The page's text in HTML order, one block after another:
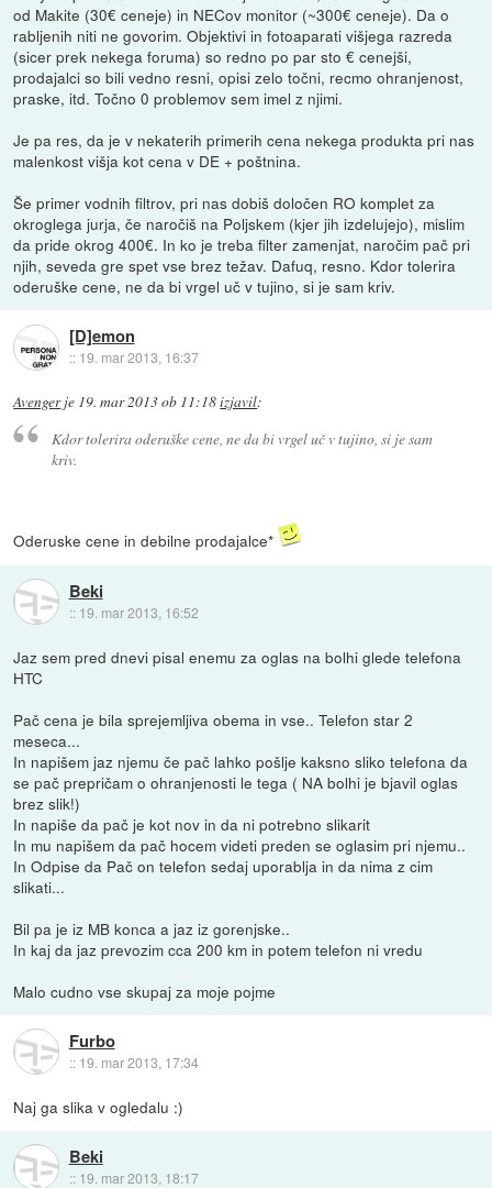
od Makite (30€ ceneje) in NECov monitor (~300€ ceneje). Da o
rabljenih niti ne govorim. Objektivi in fotoaparati višjega razreda
(sicer prek nekega foruma) so redno po par sto € cenejši,
prodajalci so bili vedno resni, opisi zelo točni, recmo ohranjenost,
praske, itd. Točno 0 problemov sem imel z njimi.
Je pa res, da je v nekaterih primerih cena nekega produkta pri nas
malenkost višja kot cena v DE + poštnina.
Še primer vodnih filtrov, pri nas dobiš določen RO komplet za
okroglega jurja, če naročiš na Poljskem (kjer jih izdelujejo), mislim
da pride okrog 400€. In ko je treba filter zamenjat, naročim pač pri
njih, seveda gre spet vse brez težav. Dafuq, resno. Kdor tolerira
oderuške cene, ne da bi vrgel uč v tujino, si je sam kriv.
[D]emon
:: 19. mar 2013, 16:37
Avengerje 19. mar 2013 ob 11:18izjavil:
Kdor tolerira oderuške cene, ne da bi vrgel uč v tujino, si je sam
kriv.
Oderuske cene in debilne prodajalce*
Beki
:: 19. mar 2013, 16:52
Jaz sem pred dnevi pisal enemu za oglas na bolhi glede telefona
HTC
Pač cena je bila sprejemljiva obema in vse.. Telefon star 2
meseca...
In napišem jaz njemu če pač lahko pošlje kaksno sliko telefona da
se pač prepričam o ohranjenosti le tega ( NA bolhi je bjavil oglas
brez slik!)
In napiše da pač je kot nov in da ni potrebno slikarit
In mu napišem da pač hocem videti preden se oglasim pri njemu..
In Odpise da Pač on telefon sedaj uporablja in da nima z cim
slikati...
Bil pa je iz MB konca a jaz iz gorenjske..
In kaj da jaz prevozim cca 200 km in potem telefon ni vredu
Malo cudno vse skupaj za moje pojme
Furbo
:: 19. mar 2013, 17:34
Naj ga slika v ogledalu :)
Beki
:: 19. mar 2013, 18:17